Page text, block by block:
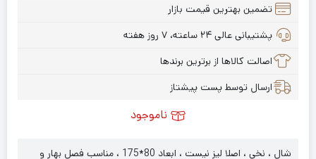
تضمین بهترین قیمت بازار
پشتیبانی عالی ۲۴ ساعته، ۷ روز هفته
اصالت کالاها از برترین برندها
ارسال توسط پست پیشتاز
ناموجود
شال ، نخی ، اصلا لیز نیست ، ابعاد 80*175 ، مناسب فصل بهار و